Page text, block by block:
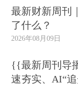
最新财新周刊
了什么？
2026年08月09日
{{最新周刊导
速夯实、AI“